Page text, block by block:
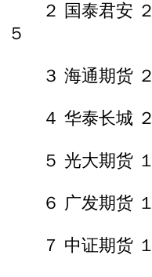
２ 国泰君安 ２
５
３ 海通期货 ２
４ 华泰长城 ２
５ 光大期货 １
６ 广发期货 １
７ 中证期货 １